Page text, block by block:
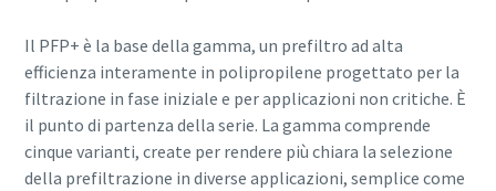
Il PFP+ è la base della gamma, un prefiltro ad alta
efficienza interamente in polipropilene progettato per la
filtrazione in fase iniziale e per applicazioni non critiche. È
il punto di partenza della serie. La gamma comprende
cinque varianti, create per rendere più chiara la selezione
della prefiltrazione in diverse applicazioni, semplice come